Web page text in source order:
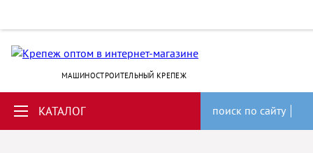
МАШИНОСТРОИТЕЛЬНЫЙ КРЕПЕЖ
КАТАЛОГ поиск по сайту